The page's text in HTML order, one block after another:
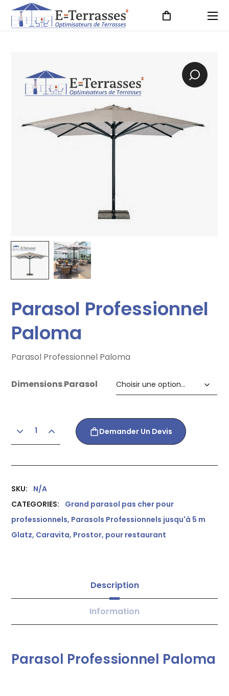
Parasol Professionnel
Paloma
Parasol Professionnel Paloma
Dimensions Parasol
Demander Un Devis
SKU:
N/A
CATEGORIES:
Grand parasol pas cher pour
professionnels, Parasols Professionnels jusqu'à 5 m
Glatz, Caravita, Prostor, pour restaurant
Description
Information
Parasol Professionnel Paloma